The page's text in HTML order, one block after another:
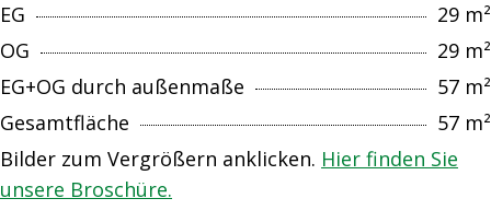
EG
29 m²
OG
29 m²
EG+OG durch außenmaße
57 m²
Gesamtfläche
57 m²
Bilder zum Vergrößern anklicken. Hier finden Sie
unsere Broschüre.